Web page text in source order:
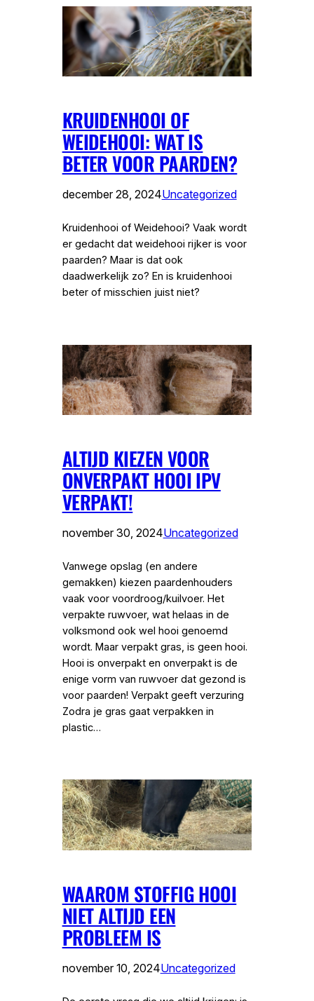
KRUIDENHOOI OF
WEIDEHOOI: WAT IS
BETER VOOR PAARDEN?
december 28, 2024Uncategorized
Kruidenhooi of Weidehooi? Vaak wordt
er gedacht dat weidehooi rijker is voor
paarden? Maar is dat ook
daadwerkelijk zo? En is kruidenhooi
beter of misschien juist niet?
ALTIJD KIEZEN VOOR
ONVERPAKT HOOI IPV
VERPAKT!
november 30, 2024Uncategorized
Vanwege opslag (en andere
gemakken) kiezen paardenhouders
vaak voor voordroog/kuilvoer. Het
verpakte ruwvoer, wat helaas in de
volksmond ook wel hooi genoemd
wordt. Maar verpakt gras, is geen hooi.
Hooi is onverpakt en onverpakt is de
enige vorm van ruwvoer dat gezond is
voor paarden! Verpakt geeft verzuring
Zodra je gras gaat verpakken in
plastic…
WAAROM STOFFIG HOOI
NIET ALTIJD EEN
PROBLEEM IS
november 10, 2024Uncategorized